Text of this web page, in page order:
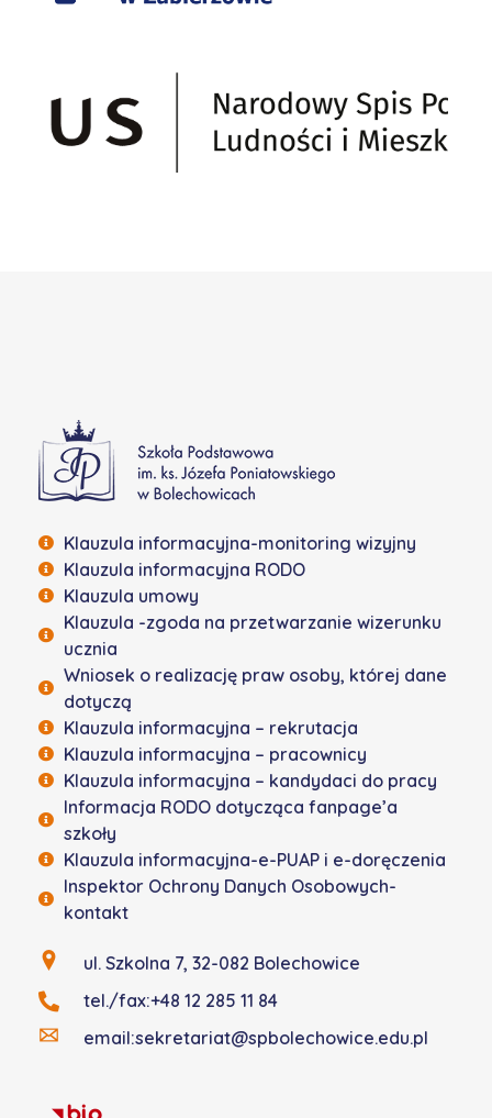
Klauzula informacyjna-monitoring wizyjny
Klauzula informacyjna RODO
Klauzula umowy
Klauzula -zgoda na przetwarzanie wizerunku
ucznia
Wniosek o realizację praw osoby, której dane
dotyczą
Klauzula informacyjna – rekrutacja
Klauzula informacyjna – pracownicy
Klauzula informacyjna – kandydaci do pracy
Informacja RODO dotycząca fanpage’a
szkoły
Klauzula informacyjna-e-PUAP i e-doręczenia
Inspektor Ochrony Danych Osobowych-
kontakt
ul. Szkolna 7, 32-082 Bolechowice
tel./fax:+48 12 285 11 84
email:sekretariat@spbolechowice.edu.pl